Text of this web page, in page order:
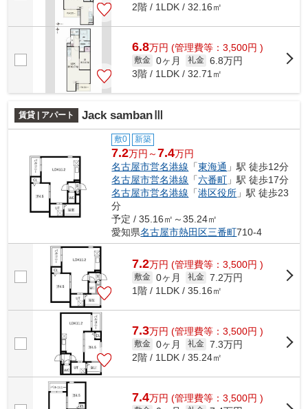
2階 / 1LDK / 32.16㎡
6.8万円 (管理費等：3,500円 )
敷金 0ヶ月 礼金 6.8万円
3階 / 1LDK / 32.71㎡
賃貸 | アパート Jack sambanⅢ
敷0 新築
7.2万円～7.4万円
名古屋市営名港線 「東海通 」駅 徒歩12分
名古屋市営名港線 「六番町 」駅 徒歩17分
名古屋市営名港線 「港区役所 」駅 徒歩23
分
予定 / 35.16㎡～35.24㎡
愛知県名古屋市熱田区三番町710-4
7.2万円 (管理費等：3,500円 )
敷金 0ヶ月 礼金 7.2万円
1階 / 1LDK / 35.16㎡
7.3万円 (管理費等：3,500円 )
敷金 0ヶ月 礼金 7.3万円
2階 / 1LDK / 35.24㎡
7.4万円 (管理費等：3,500円 )